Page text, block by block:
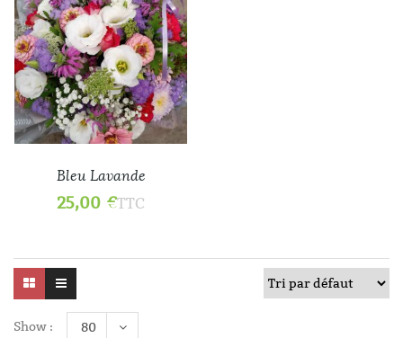
Bleu Lavande
25,00 €TTC
Show : 80